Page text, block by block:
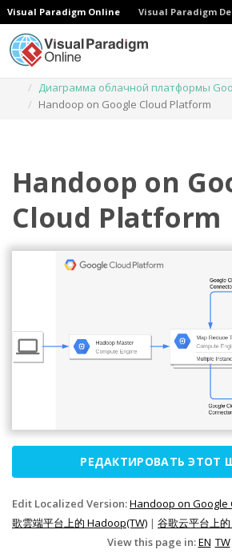
Visual Paradigm Online Visual Paradigm
Диаграмма облачной платформы
Handoop on Google Cloud Platform
Handoop on
Cloud Platform
РЕДАКТИРОВАТЬ ЭТОТ
Edit Localized Version:Handoop on Google
歌雲端平台上的 Hadoop(TW) | 谷歌云平台上
View this page in:EN TW